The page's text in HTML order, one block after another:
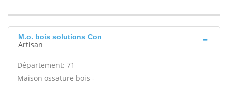
M.o. bois solutions Con
Artisan
Département: 71
Maison ossature bois -